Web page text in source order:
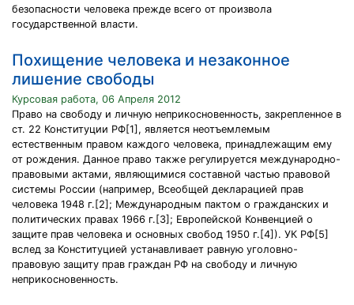
безопасности человека прежде всего от произвола
государственной власти.
Похищение человека и незаконное
лишение свободы
Курсовая работа, 06 Апреля 2012
Право на свободу и личную неприкосновенность, закрепленное в
ст. 22 Конституции РФ[1], является неотъемлемым
естественным правом каждого человека, принадлежащим ему
от рождения. Данное право также регулируется международно-
правовыми актами, являющимися составной частью правовой
системы России (например, Всеобщей декларацией прав
человека 1948 г.[2]; Международным пактом о гражданских и
политических правах 1966 г.[3]; Европейской Конвенцией о
защите прав человека и основных свобод 1950 г.[4]). УК РФ[5]
вслед за Конституцией устанавливает равную уголовно-
правовую защиту прав граждан РФ на свободу и личную
неприкосновенность.